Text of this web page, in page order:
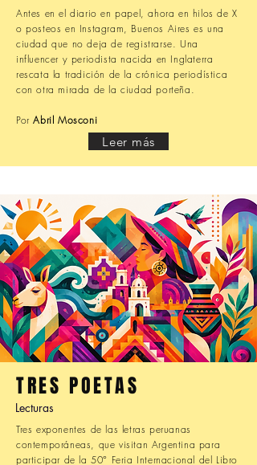
Antes en el diario en papel, ahora en hilos de X
o posteos en Instagram, Buenos Aires es una
ciudad que no deja de registrarse. Una
influencer y periodista nacida en Inglaterra
rescata la tradición de la crónica periodística
con otra mirada de la ciudad porteña.
PorAbril Mosconi
Leer más
TRES POETAS
Lecturas
Tres exponentes de las letras peruanas
contemporáneas, que visitan Argentina para
participar de la 50° Feria Internacional del Libro